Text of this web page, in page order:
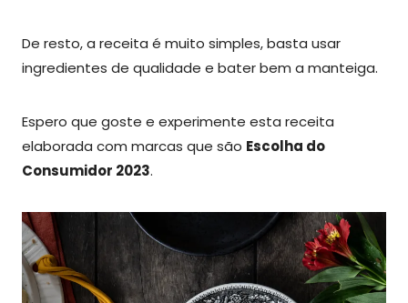
De resto, a receita é muito simples, basta usar
ingredientes de qualidade e bater bem a manteiga.
Espero que goste e experimente esta receita
elaborada com marcas que são Escolha do
Consumidor 2023.